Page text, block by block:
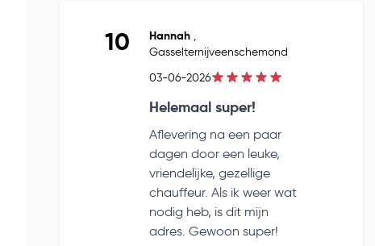
10 Hannah ,
Gasselternijveenschemond
03-06-2026
Helemaal super!
Aflevering na een paar
dagen door een leuke,
vriendelijke, gezellige
chauffeur. Als ik weer wat
nodig heb, is dit mijn
adres. Gewoon super!